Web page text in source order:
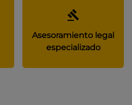
Asesoramiento legal
especializado